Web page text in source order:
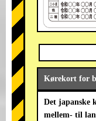
Kørekort for
Det japanske
mellem- til